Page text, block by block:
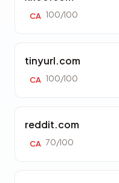
CA 100/100
tinyurl.com
CA 100/100
reddit.com
CA 70/100